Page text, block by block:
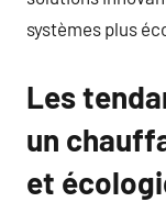
systèmes plus
Les
un
et